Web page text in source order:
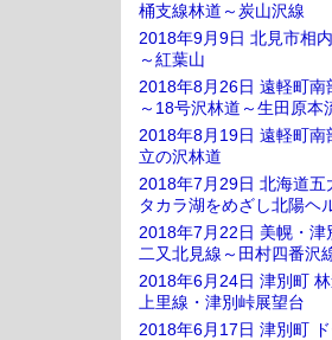
桶支線林道～炭山沢線
2018年9月9日 北見市相
～紅葉山
2018年8月26日 遠軽町南
～18号沢林道～生田原本
2018年8月19日 遠軽町南
立の沢林道
2018年7月29日 北海道五
タカラ湖をめざし北陽ヘ
2018年7月22日 美幌・
二又北見線～田村四番沢
2018年6月24日 津別町
上里線・津別峠展望台
2018年6月17日 津別町